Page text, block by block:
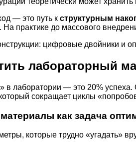
— это путь к структурным
практике до массового
цифровые двойники и
лабораторный
в лаборатории — это 20%
который сокращает циклы
как задача
которые трудно «угадать»